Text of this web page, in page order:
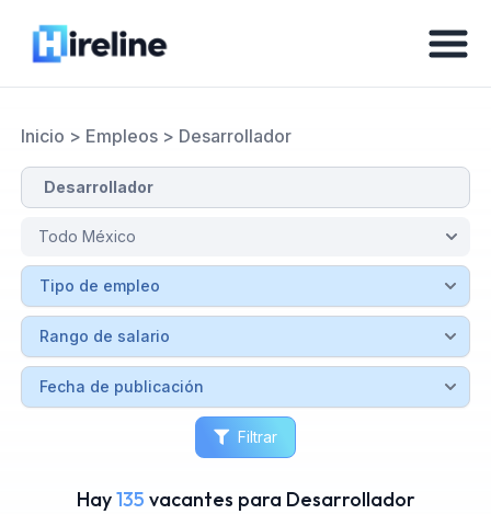
Inicio > Empleos> Desarrollador
Filtrar
Hay135 vacantes para Desarrollador